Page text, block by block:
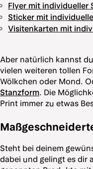
Flyer mit individueller
Sticker mit
Visitenkarten mit
Aber natürlich kannst
vielen weiteren tollen
Wölkchen oder Mond.
Stanzform. Die
Print immer zu etwas
Steht bei deinem
dabei und gelingt es dir